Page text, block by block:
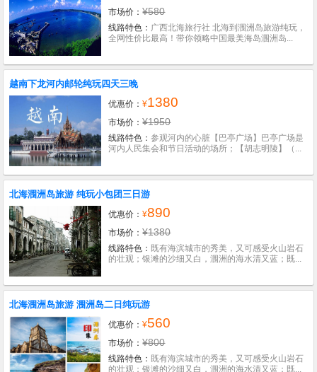
市场价：¥580
线路特色： 广西北海旅行社 北海到涠洲岛旅游纯玩，
全网性价比最高！带你领略中国最美海岛涠洲岛...
越南下龙河内邮轮纯玩四天三晚
优惠价：¥1380
市场价：¥1950
线路特色：参观河内的心脏【巴亭广场】巴亭广场是
河内人民集会和节日活动的场所；【胡志明陵】（...
北海涠洲岛旅游 纯玩小包团三日游
优惠价：¥890
市场价：¥1380
线路特色： 既有海滨城市的秀美，又可感受火山岩石
的壮观；银滩的沙细又白，涠洲的海水清又蓝；既...
北海涠洲岛旅游 涠洲岛二日纯玩游
优惠价：¥560
市场价：¥800
线路特色： 既有海滨城市的秀美，又可感受火山岩石
的壮观；银滩的沙细又白，涠洲的海水清又蓝；既...